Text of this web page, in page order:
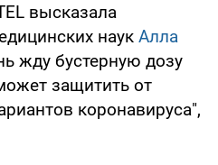
высказала
наук Алла
жду бустерную дозу
защитить от
коронавируса",